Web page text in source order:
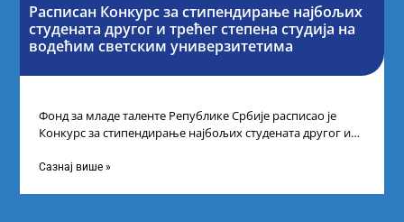
Расписан Конкурс за стипендирање најбољих
студената другог и трећег степена студија на
водећим светским универзитетима
Фонд за младе таленте Републике Србије расписао је
Конкурс за стипендирање најбољих студената другог и
Сазнај више »